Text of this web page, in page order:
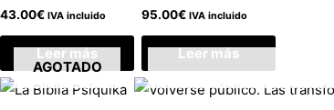
43.00€ IVA incluido
Leer más
95.00€ IVA incluido
Leer más
AGOTADO